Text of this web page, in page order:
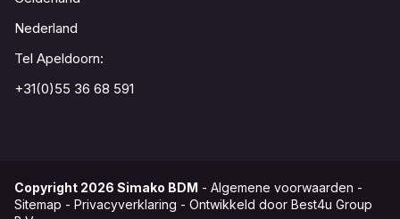
Nederland
Tel Apeldoorn:
+31(0)55 36 68 591
Copyright 2026 Simako BDM - Algemene voorwaarden -
Sitemap - Privacyverklaring - Ontwikkeld door Best4u Group